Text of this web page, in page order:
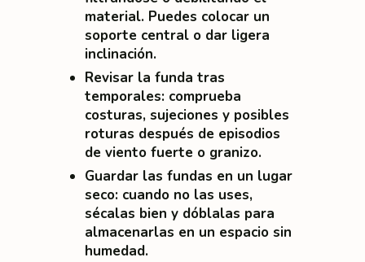
material. Puedes colocar un
soporte central o dar ligera
inclinación.
Revisar la funda tras
temporales: comprueba
costuras, sujeciones y posibles
roturas después de episodios
de viento fuerte o granizo.
Guardar las fundas en un lugar
seco: cuando no las uses,
sécalas bien y dóblalas para
almacenarlas en un espacio sin
humedad.